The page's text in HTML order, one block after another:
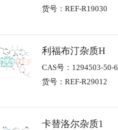
货号：REF-R19030
利福布汀杂质H
CAS号：1294503-50-6
货号：REF-R29012
卡替洛尔杂质1